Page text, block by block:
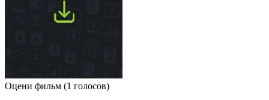
Оцени фильм (1 голосов)